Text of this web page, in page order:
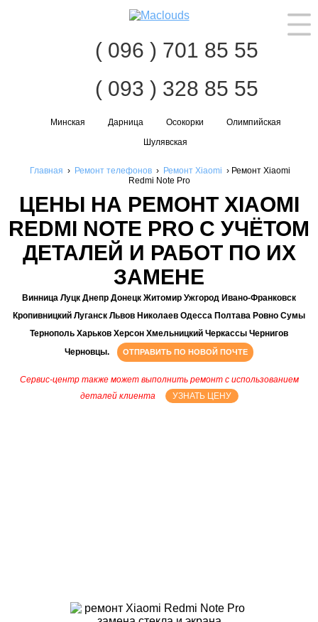
( 096 ) 701 85 55
( 093 ) 328 85 55
Минская Дарница Осокорки
Олимпийская
Шулявская
Главная › Ремонт телефонов › Ремонт Xiaomi › Ремонт Xiaomi
Redmi Note Pro
ЦЕНЫ НА РЕМОНТ XIAOMI
REDMI NOTE PRO С УЧЁТОМ
ДЕТАЛЕЙ И РАБОТ ПО ИХ
ЗАМЕНЕ
Винница Луцк Днепр Донецк Житомир Ужгород Ивано-Франковск
Кропивницкий Луганск Львов Николаев Одесса Полтава Ровно Сумы
Тернополь Харьков Херсон Хмельницкий Черкассы Чернигов
Черновцы.
ОТПРАВИТЬ ПО НОВОЙ ПОЧТЕ
Сервис-центр также может выполнить ремонт с использованием
деталей клиента
УЗНАТЬ ЦЕНУ